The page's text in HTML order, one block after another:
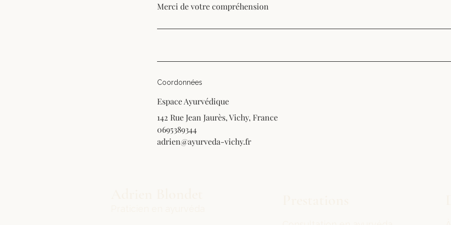
Merci de votre compréhension
Coordonnées
Espace Ayurvédique
142 Rue Jean Jaurès, Vichy, France
0695389344
adrien@ayurveda-vichy.fr